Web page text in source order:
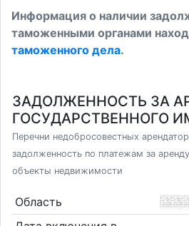
Информация о наличии
таможенными органами
таможенного дела.
ЗАДОЛЖЕННОСТЬ ЗА
ГОСУДАРСТВЕННОГО
Перечни недобросовестных
задолженность по платежам за
объекты недвижимости
Область